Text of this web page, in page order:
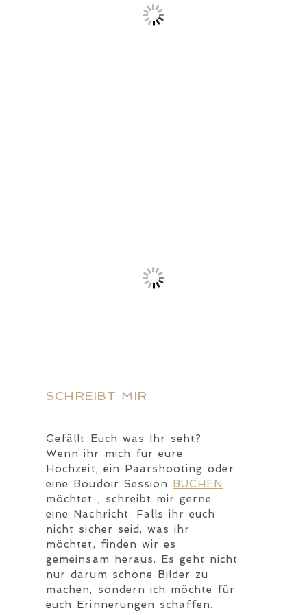
SCHREIBT MIR
Gefällt Euch was Ihr seht?
Wenn ihr mich für eure
Hochzeit, ein Paarshooting oder
eine Boudoir Session BUCHEN
möchtet , schreibt mir gerne
eine Nachricht. Falls ihr euch
nicht sicher seid, was ihr
möchtet, finden wir es
gemeinsam heraus. Es geht nicht
nur darum schöne Bilder zu
machen, sondern ich möchte für
euch Erinnerungen schaffen.